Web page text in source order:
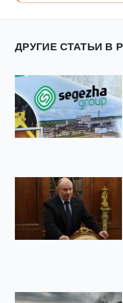
ДРУГИЕ СТАТЬИ В